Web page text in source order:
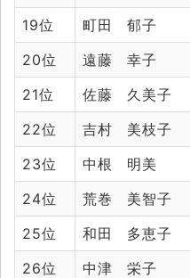
19位
町田 郁子
20位
遠藤 幸子
21位
佐藤 久美子
22位
吉村 美枝子
23位
中根 明美
24位
荒巻 美智子
25位
和田 多恵子
26位
中津 栄子